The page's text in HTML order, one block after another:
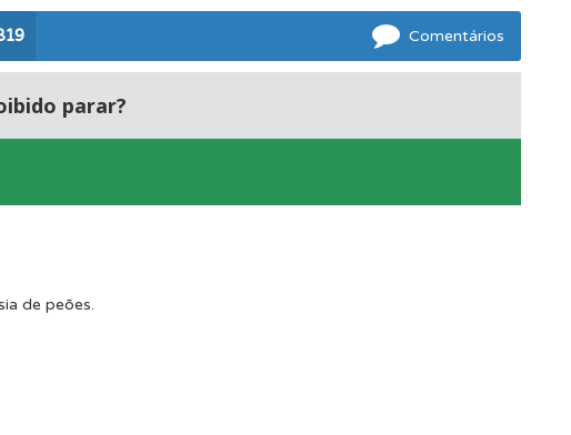
Comentários
parar?
de peões.